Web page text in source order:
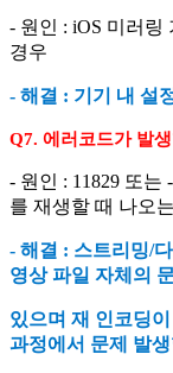
- 원인 : iOS 미러링
경우
- 해결 : 기기 내 설
Q7. 에러코드가 발
- 원인 : 11829 또는
를 재생할 때 나오
- 해결 : 스트리밍/
영상 파일 자체의
있으며 재 인코딩
과정에서 문제 발